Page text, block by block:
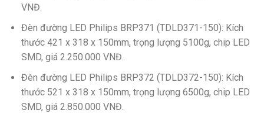
VNĐ.
Đèn đường LED Philips BRP371 (TDLD371-150): Kích
thước 421 x 318 x 150mm, trọng lượng 5100g, chip LED
SMD, giá 2.250.000 VNĐ.
Đèn đường LED Philips BRP372 (TDLD372-150): Kích
thước 521 x 318 x 150mm, trọng lượng 6500g, chip LED
SMD, giá 2.850.000 VNĐ.